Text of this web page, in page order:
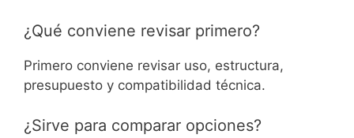
¿Qué conviene revisar primero?
Primero conviene revisar uso, estructura,
presupuesto y compatibilidad técnica.
¿Sirve para comparar opciones?